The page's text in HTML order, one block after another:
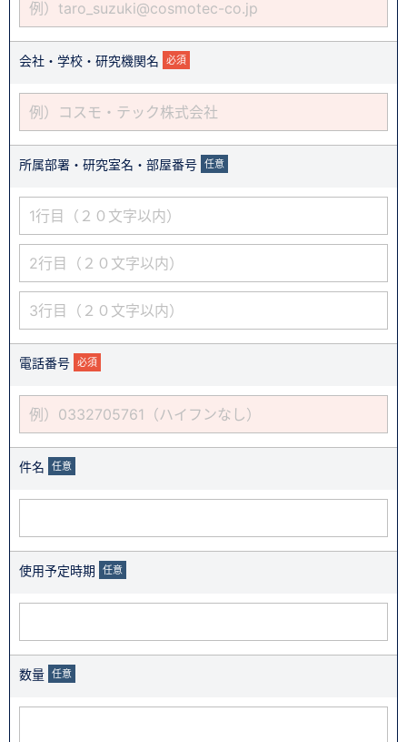
会社・学校・研究機関名 必須
所属部署・研究室名・部屋番号 任意
電話番号 必須
件名 任意
使用予定時期 任意
数量 任意